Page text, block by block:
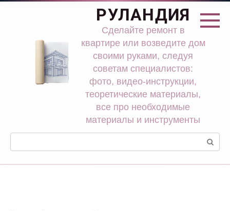
Перейти
РУЛАНДИЯ
Сделайте ремонт в
квартире или возведите дом
своими руками, следуя
советам специалистов:
фото, видео-инструкции,
теоретические материалы,
все про необходимые
материалы и инструменты
Поиск: